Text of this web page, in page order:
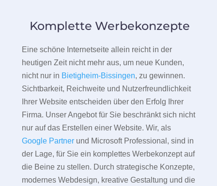
Komplette Werbekonzepte
Eine schöne Internetseite allein reicht in der
heutigen Zeit nicht mehr aus, um neue Kunden,
nicht nur in Bietigheim-Bissingen, zu gewinnen.
Sichtbarkeit, Reichweite und Nutzerfreundlichkeit
Ihrer Website entscheiden über den Erfolg Ihrer
Firma. Unser Angebot für Sie beschränkt sich nicht
nur auf das Erstellen einer Website. Wir, als
Google Partnerund Microsoft Professional, sind in
der Lage, für Sie ein komplettes Werbekonzept auf
die Beine zu stellen. Durch strategische Konzepte,
modernes Webdesign, kreative Gestaltung und die